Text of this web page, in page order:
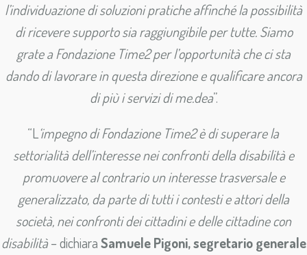
l’individuazione di soluzioni pratiche affinché la possibilità
di ricevere supporto sia raggiungibile per tutte. Siamo
grate a Fondazione Time2 per l’opportunità che ci sta
dando di lavorare in questa direzione e qualificare ancora
di più i servizi di me.dea”.
“L‘impegno di Fondazione Time2 è di superare la
settorialità dell’interesse nei confronti della disabilità e
promuovere al contrario un interesse trasversale e
generalizzato, da parte di tutti i contesti e attori della
società, nei confronti dei cittadini e delle cittadine con
disabilità– dichiaraSamuele Pigoni, segretario generale